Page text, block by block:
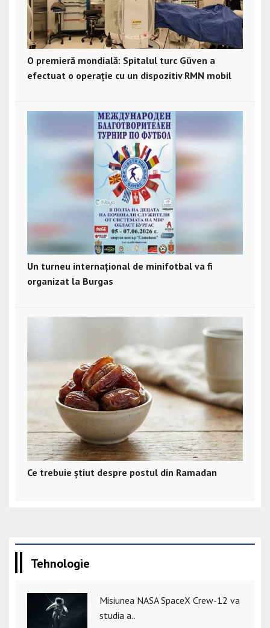
O premieră mondială: Spitalul turc Güven a
efectuat o operație cu un dispozitiv RMN mobil
Un turneu internațional de minifotbal va fi
organizat la Burgas
Ce trebuie știut despre postul din Ramadan
Tehnologie
Misiunea NASA SpaceX Crew-12 va
studia a..